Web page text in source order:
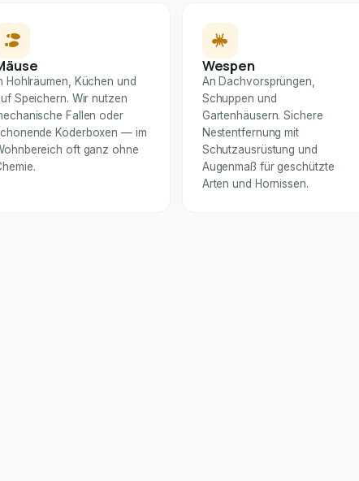
Hohlräumen, Küchen und
Speichern. Wir nutzen
Fallen oder
Köderboxen — im
oft ganz ohne
Wespen
An Dachvorsprüngen,
Schuppen und
Gartenhäusern. Sichere
Nestentfernung mit
Schutzausrüstung und
Augenmaß für geschützte
Arten und Hornissen.